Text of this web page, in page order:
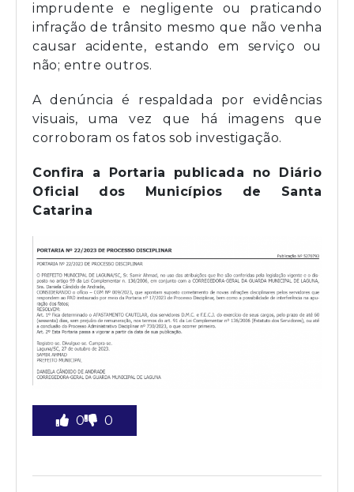
imprudente e negligente ou praticando
infração de trânsito mesmo que não venha
causar acidente, estando em serviço ou
não; entre outros.
A denúncia é respaldada por evidências
visuais, uma vez que há imagens que
corroboram os fatos sob investigação.
Confira a Portaria publicada no Diário
Oficial dos Municípios de Santa
Catarina
0 0